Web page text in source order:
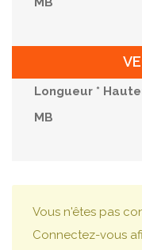
Vous n'êtes pas
Connectez-vous